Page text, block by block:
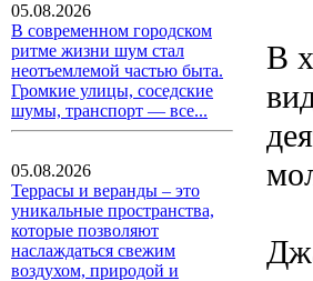
05.08.2026
В современном городском
ритме жизни шум стал
неотъемлемой частью быта.
Громкие улицы, соседские
шумы, транспорт — все...
05.08.2026
Террасы и веранды – это
уникальные пространства,
которые позволяют
наслаждаться свежим
воздухом, природой и
В